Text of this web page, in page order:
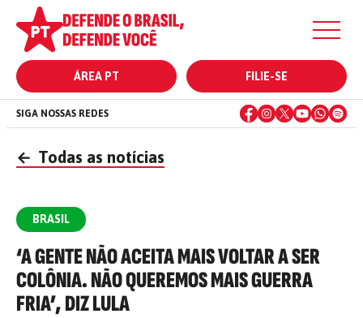
ÁREA PT FILIE-SE
SIGA NOSSAS REDES
← Todas as notícias
BRASIL
‘A GENTE NÃO ACEITA MAIS VOLTAR A SER
COLÔNIA. NÃO QUEREMOS MAIS GUERRA
FRIA’, DIZ LULA